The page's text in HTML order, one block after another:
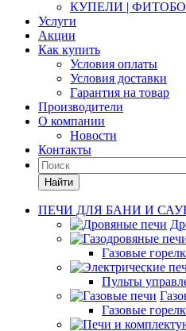
КУПЕЛИ |
Услуги
Акции
Как купить
Условия оплаты
Условия доставки
Гарантия на товар
Производители
О компании
Новости
Контакты
Найти
ПЕЧИ ДЛЯ БАНИ И
Газовые
Пульты
Газовые